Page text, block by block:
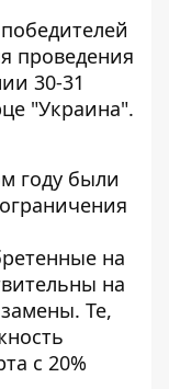
проведения
30-31
"Украина".
году были
на
на
Те,
с 20%